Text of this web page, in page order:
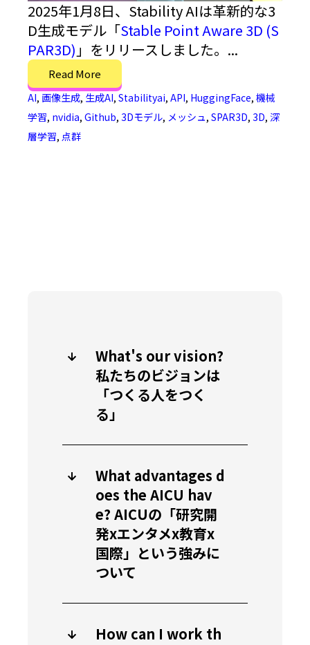
2025年1月8日、Stability AIは革新的な3
D生成モデル「Stable Point Aware 3D (S
PAR3D) 」をリリースしました。...
Read More
AI, 画像生成, 生成AI, Stabilityai, API, HuggingFace, 機械
学習, nvidia, Github, 3Dモデル, メッシュ, SPAR3D, 3D, 深
層学習, 点群
What's our vision?
私たちのビジョンは
「つくる人をつく
る」
What advantages d
oes the AICU hav
e? AICUの「研究開
発xエンタメx教育x
国際」という強みに
ついて
How can I work th